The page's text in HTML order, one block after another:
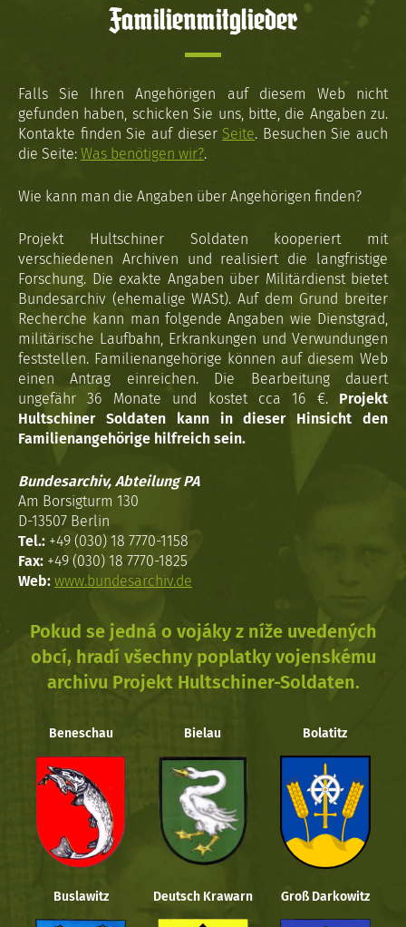
Familienmitglieder
Falls Sie Ihren Angehörigen auf diesem Web nicht
gefunden haben, schicken Sie uns, bitte, die Angaben zu.
Kontakte finden Sie auf dieser Seite. Besuchen Sie auch
die Seite: Was benötigen wir?.
Wie kann man die Angaben über Angehörigen finden?
Projekt Hultschiner Soldaten kooperiert mit
verschiedenen Archiven und realisiert die langfristige
Forschung. Die exakte Angaben über Militärdienst bietet
Bundesarchiv (ehemalige WASt). Auf dem Grund breiter
Recherche kann man folgende Angaben wie Dienstgrad,
militärische Laufbahn, Erkrankungen und Verwundungen
feststellen. Familienangehörige können auf diesem Web
einen Antrag einreichen. Die Bearbeitung dauert
ungefähr 36 Monate und kostet cca 16 €. Projekt
Hultschiner Soldaten kann in dieser Hinsicht den
Familienangehörige hilfreich sein.
Bundesarchiv, Abteilung PA
Am Borsigturm 130
D-13507 Berlin
Tel.: +49 (030) 18 7770-1158
Fax: +49 (030) 18 7770-1825
Web: www.bundesarchiv.de
Pokud se jedná o vojáky z níže uvedených
obcí, hradí všechny poplatky vojenskému
archivu Projekt Hultschiner-Soldaten.
Beneschau Bielau Bolatitz
Buslawitz Deutsch Krawarn Groß Darkowitz